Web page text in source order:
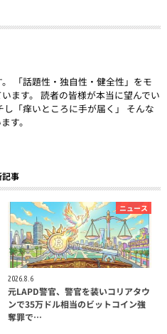
。 「話題性・独自性・健全性」をモ
ます。 読者の皆様が本当に望んでい
し「痒いところに手が届く」 そんな
す。
記事
ニュース
2026.8.6
元LAPD警官、警官を装いコリアタウ
ンで35万ドル相当のビットコイン強
奪罪で…